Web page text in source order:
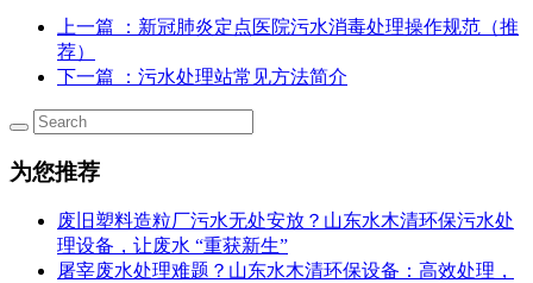
上一篇
：新冠肺炎定点医院污水消毒处理操作规范（推
荐）
下一篇
：污水处理站常见方法简介
为您推荐
废旧塑料造粒厂污水无处安放？山东水木清环保污水处
理设备，让废水 “重获新生”
屠宰废水处理难题？山东水木清环保设备：高效处理，